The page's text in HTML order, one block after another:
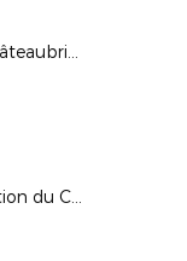
David Vernet (Volt. Châteaubriant) invité de France 3 PDL
Nouveauté : présentation du Conseil Consultatif des Clubs